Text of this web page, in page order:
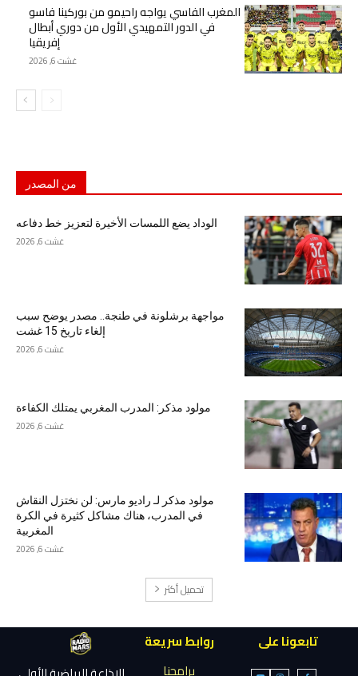
المغرب الفاسي يواجه راحيمو من بوركينا فاسو
في الدور التمهيدي الأول من دوري أبطال
إفريقيا
غشت 6, 2026
من المصدر
الوداد يضع اللمسات الأخيرة لتعزيز خط دفاعه
غشت 6, 2026
مواجهة برشلونة في طنجة.. مصدر يوضح سبب
إلغاء تاريخ 15 غشت
غشت 6, 2026
مولود مذكر: المدرب المغربي يمتلك الكفاءة
غشت 6, 2026
مولود مذكر لـ راديو مارس: لن نختزل النقاش
في المدرب، هناك مشاكل كثيرة في الكرة
المغربية
غشت 6, 2026
تحميل أكثر
تابعونا على
روابط سريعة
برامجنا